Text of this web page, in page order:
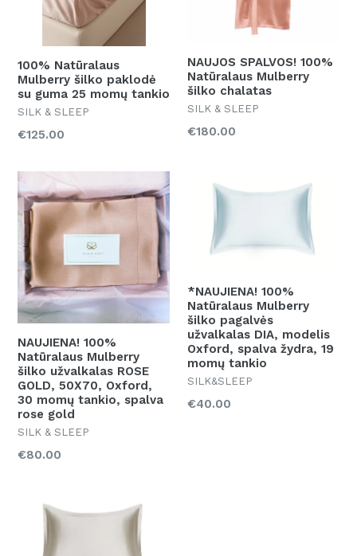
100% Natūralaus
Mulberry šilko paklodė
su guma 25 momų tankio
SILK & SLEEP
€125.00
NAUJOS SPALVOS! 100%
Natūralaus Mulberry
šilko chalatas
SILK & SLEEP
Kaina
€180.00
NAUJIENA! 100%
Natūralaus Mulberry
šilko užvalkalas ROSE
GOLD, 50X70, Oxford,
30 momų tankio, spalva
rose gold
SILK & SLEEP
Kaina
€80.00
*NAUJIENA! 100%
Natūralaus Mulberry
šilko pagalvės
užvalkalas DIA, modelis
Oxford, spalva žydra, 19
momų tankio
SILK&SLEEP
Kaina
€40.00